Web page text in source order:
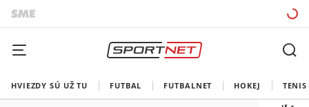
HVIEZDY SÚ UŽ TU FUTBAL FUTBALNET HOKEJ TENIS